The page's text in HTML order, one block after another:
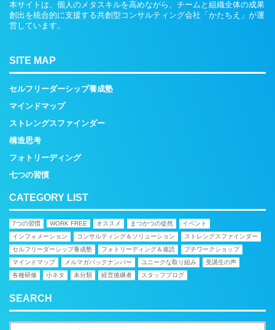
本サイトは、個人のメタスキルを高めながら、チームと組織全体の成果
創出を統合的に支援する共創型コンサルティング会社「かたちえ」が運
営しています。
SITE MAP
セルフリーダーシップ養成塾
マインドマップ
ストレングスファインダー
構造思考
フォトリーディング
七つの習慣
CATEGORY LIST
7つの習慣 WORK FREE オススメ まつかつの徒然
イベント
インフォメーション
コンサルティング＆ソリューション
ストレングスファインダー
セルフリーダーシップ養成塾
フォトリーディング＆速読
プチワークショップ
マインドマップ
メルマガバックナンバー ユニークな取り組み
受講生の声
各種研修
小ネタ 未分類 経営後継者 スタッフブログ
SEARCH